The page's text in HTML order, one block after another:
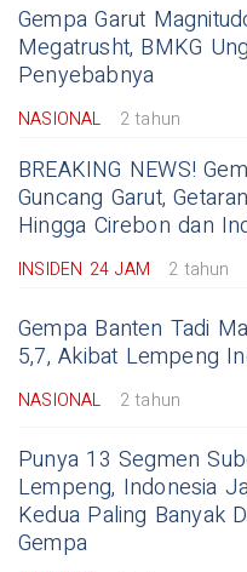
Gempa Garut
Megatrusht, BMKG
Penyebabnya
NASIONAL 2 tahun
BREAKING NEWS!
Guncang Garut,
Hingga Cirebon dan
INSIDEN 24 JAM 2 tahun
Gempa Banten Tadi
5,7, Akibat Lempeng
NASIONAL 2 tahun
Punya 13 Segmen
Lempeng, Indonesia
Kedua Paling Banyak
Gempa